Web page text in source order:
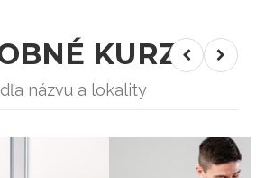
KURZY
názvu a lokality